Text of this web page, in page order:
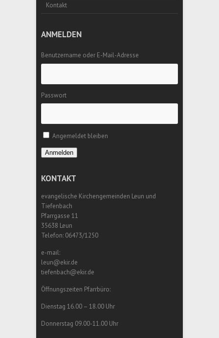
Kontakt
ANMELDEN
Benutzername oder E-Mail-Adresse
Passwort
Angemeldet bleiben
Anmelden
KONTAKT
evangelische Kirchengemeinden Leun und
Tiefenbach
Pfarrgasse 11
35638 Leun
Telefon: 06473/1250
e-mail:
leun@ekir.de
tiefenbach@ekir.de
Öffnungszeiten Pfarrbüro:
Dienstag 16.00 – 18.00 Uhr
Donnerstag 09.00-11.00 Uhr